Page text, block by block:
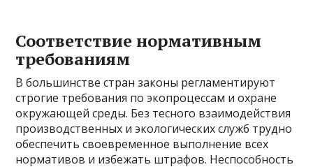
Соответствие нормативным
требованиям
В большинстве стран законы регламентируют
строгие требования по экопроцессам и охране
окружающей среды. Без тесного взаимодействия
производственных и экологических служб трудно
обеспечить своевременное выполнение всех
нормативов и избежать штрафов. Неспособность